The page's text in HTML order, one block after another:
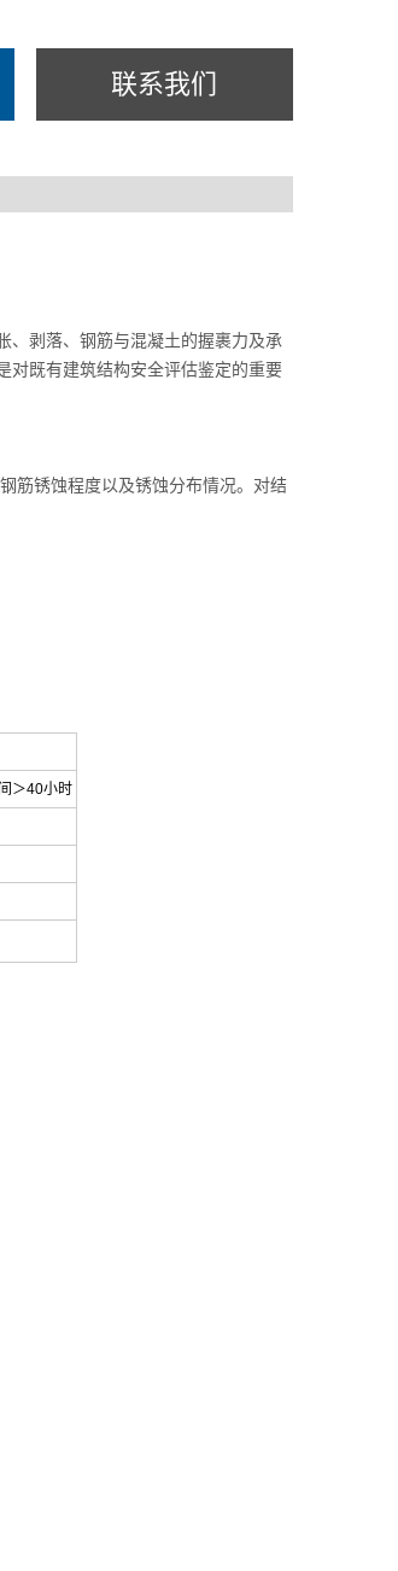
联系我们
、剥落、钢筋与混凝土的握裹力及承
对既有建筑结构安全评估鉴定的重要
筋锈蚀程度以及锈蚀分布情况。对结
＞40小时